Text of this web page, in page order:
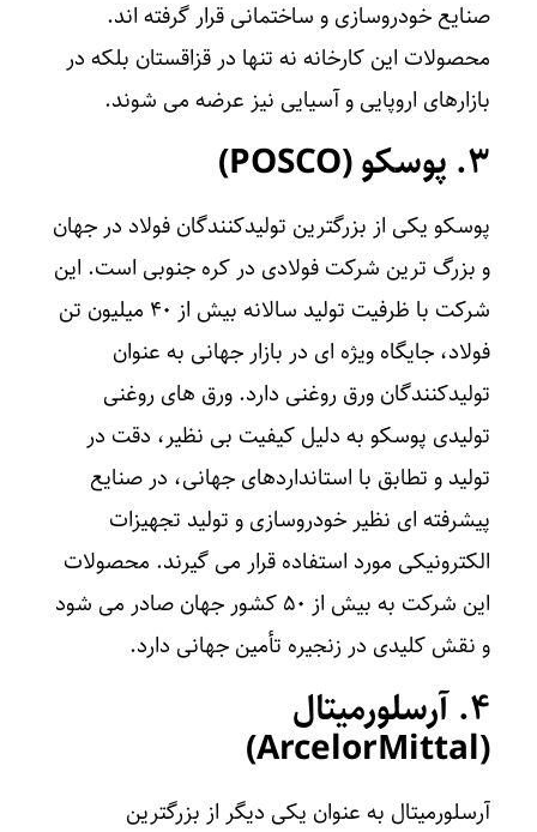
صنایع خودروسازی و ساختمانی قرار گرفته‌ اند.
محصولات این کارخانه نه تنها در قزاقستان بلکه در
بازارهای اروپایی و آسیایی نیز عرضه می‌ شوند.
۳. پوسکو ( POSCO
)
پوسکو یکی از بزرگترین تولیدکنندگان فولاد در جهان
و بزرگ‌ ترین شرکت فولادی در کره جنوبی است. این
شرکت با ظرفیت تولید سالانه بیش از 40 میلیون تن
فولاد، جایگاه ویژه‌ ای در بازار جهانی به عنوان
تولیدکنندگان ورق روغنی دارد. ورق‌ های روغنی
تولیدی پوسکو به دلیل کیفیت بی‌ نظیر، دقت در
تولید و تطابق با استانداردهای جهانی، در صنایع
پیشرفته‌ ای نظیر خودروسازی و تولید تجهیزات
الکترونیکی مورد استفاده قرار می‌ گیرند. محصولات
این شرکت به بیش از 50 کشور جهان صادر می‌ شود
و نقش کلیدی در زنجیره تأمین جهانی دارد.
۴. آرسلورمیتال
(
ArcelorMittal
)
آرسلورمیتال به عنوان یکی دیگر از بزرگترین